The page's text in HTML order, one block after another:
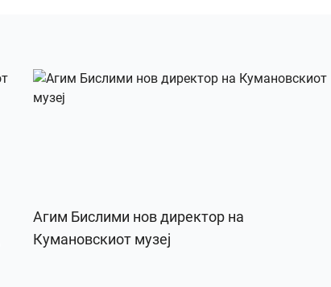
Агим Бислими нов директор на
Кумановскиот музеј